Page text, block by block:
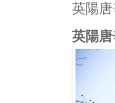
英陽
英陽